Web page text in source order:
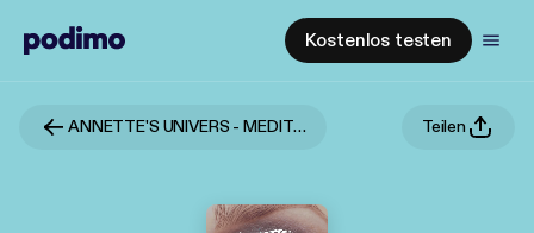
Kostenlos testen
ANNETTE'S UNIVERS - MEDITATIONER Teilen